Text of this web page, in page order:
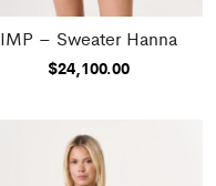
IMP – Sweater Hanna
$24,100.00